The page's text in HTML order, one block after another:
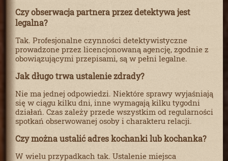
Czy obserwacja partnera przez detektywa jest
legalna?
Tak. Profesjonalne czynności detektywistyczne
prowadzone przez licencjonowaną agencję, zgodnie z
obowiązującymi przepisami, są w pełni legalne.
Jak długo trwa ustalenie zdrady?
Nie ma jednej odpowiedzi. Niektóre sprawy wyjaśniają
się w ciągu kilku dni, inne wymagają kilku tygodni
działań. Czas zależy przede wszystkim od regularności
spotkań obserwowanej osoby i charakteru relacji.
Czy można ustalić adres kochanki lub kochanka?
W wielu przypadkach tak. Ustalenie miejsca